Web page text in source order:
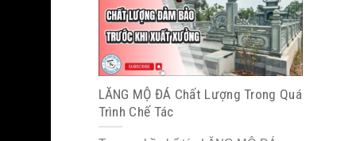
LĂNG MỘ ĐÁ Chất Lượng Trong Quá
Trình Chế Tác